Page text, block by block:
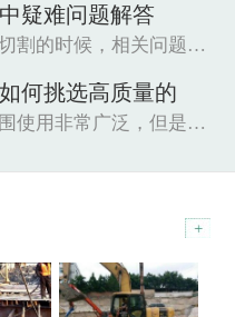
疑难问题解答
铺路钢板在进行切割的时候，相关问题也是很关...
何挑选高质量的
钢板在工程的外围使用非常广泛，但是因为这种材...